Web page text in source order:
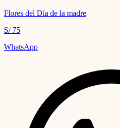
Flores del Día de la madre
S/ 75
WhatsApp